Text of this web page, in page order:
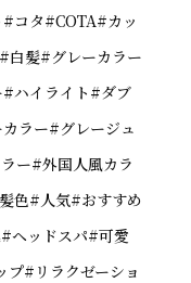
コタ#COTA#カッ
白髪#グレーカラー
ハイライト#ダブ
ラー#グレージュ
ー#外国人風カラ
色#人気#おすすめ
ヘッドスパ#可愛
#リラクゼーショ